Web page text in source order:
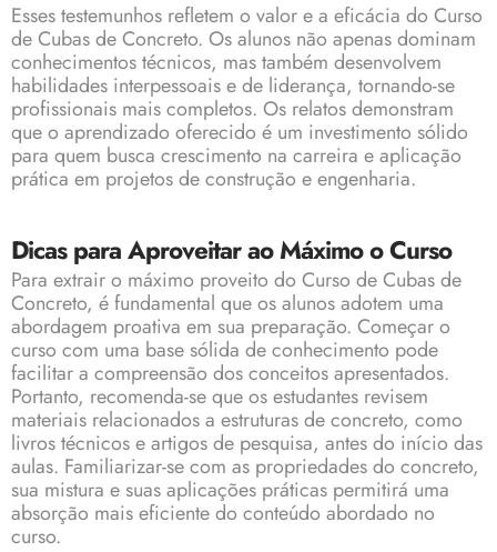
Esses testemunhos refletem o valor e a eficácia do Curso
de Cubas de Concreto. Os alunos não apenas dominam
conhecimentos técnicos, mas também desenvolvem
habilidades interpessoais e de liderança, tornando-se
profissionais mais completos. Os relatos demonstram
que o aprendizado oferecido é um investimento sólido
para quem busca crescimento na carreira e aplicação
prática em projetos de construção e engenharia.
Dicas para Aproveitar ao Máximo o Curso
Para extrair o máximo proveito do Curso de Cubas de
Concreto, é fundamental que os alunos adotem uma
abordagem proativa em sua preparação. Começar o
curso com uma base sólida de conhecimento pode
facilitar a compreensão dos conceitos apresentados.
Portanto, recomenda-se que os estudantes revisem
materiais relacionados a estruturas de concreto, como
livros técnicos e artigos de pesquisa, antes do início das
aulas. Familiarizar-se com as propriedades do concreto,
sua mistura e suas aplicações práticas permitirá uma
absorção mais eficiente do conteúdo abordado no
curso.